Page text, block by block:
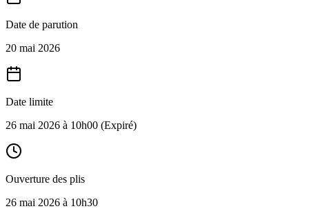
Date de parution
20 mai 2026
Date limite
26 mai 2026 à 10h00 (Expiré)
Ouverture des plis
26 mai 2026 à 10h30